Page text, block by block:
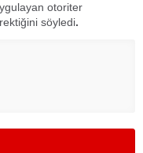
otoriter
söyledi.